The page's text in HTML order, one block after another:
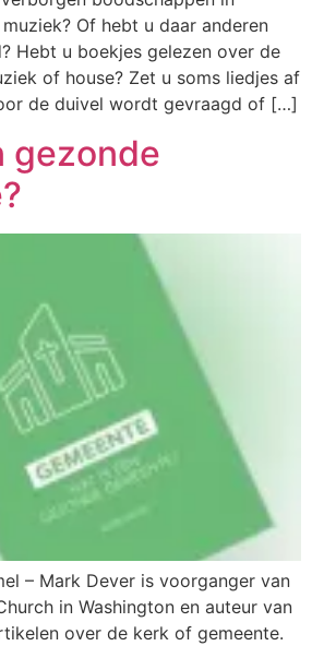
Of hebt u daar anderen
Hebt u boekjes gelezen over de
of house? Zet u soms liedjes af
de duivel wordt gevraagd of […]
gezonde
– Mark Dever is voorganger van
in Washington en auteur van
over de kerk of gemeente.